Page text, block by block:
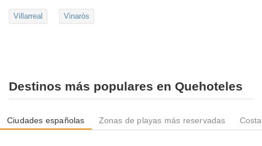
Villarreal Vinaròs
Destinos más populares en Quehoteles
Ciudades españolas Zonas de playas más reservadas